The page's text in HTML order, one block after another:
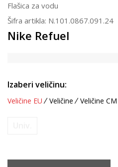
Flašica za vodu
Šifra artikla: N.101.0867.091.24
Nike Refuel
Izaberi veličinu:
Veličine EU Veličine Veličine CM